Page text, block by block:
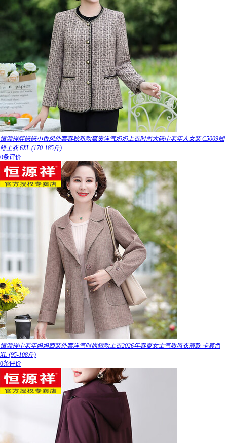
恒源祥胖妈妈小香风外套春秋新款高贵洋气奶奶上衣时尚大码中老年人女装 C5009咖
啡上衣 6XL (170-185斤)
0条评价
恒源祥中老年妈妈西装外套洋气时尚短款上衣2026年春夏女士气质风衣薄款 卡其色
XL (95-108斤)
0条评价